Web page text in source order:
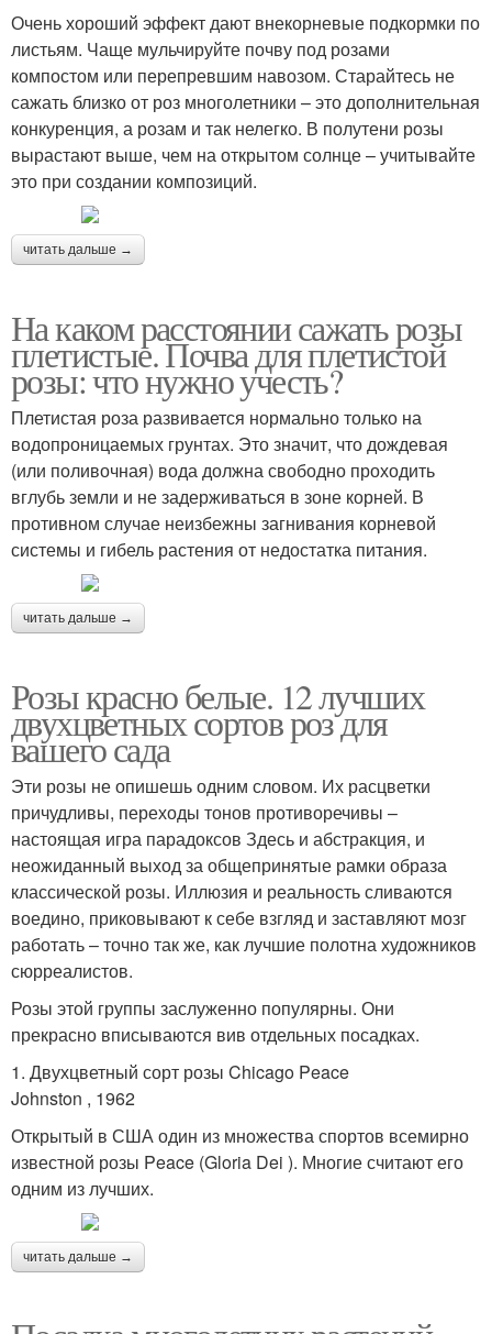
Очень хороший эффект дают внекорневые подкормки по
листьям. Чаще мульчируйте почву под розами
компостом или перепревшим навозом. Старайтесь не
сажать близко от роз многолетники – это дополнительная
конкуренция, а розам и так нелегко. В полутени розы
вырастают выше, чем на открытом солнце – учитывайте
это при создании композиций.
читать дальше →
На каком расстоянии сажать розы
плетистые. Почва для плетистой
розы: что нужно учесть?
Плетистая роза развивается нормально только на
водопроницаемых грунтах. Это значит, что дождевая
(или поливочная) вода должна свободно проходить
вглубь земли и не задерживаться в зоне корней. В
противном случае неизбежны загнивания корневой
системы и гибель растения от недостатка питания.
читать дальше →
Розы красно белые. 12 лучших
двухцветных сортов роз для
вашего сада
Эти розы не опишешь одним словом. Их расцветки
причудливы, переходы тонов противоречивы –
настоящая игра парадоксов Здесь и абстракция, и
неожиданный выход за общепринятые рамки образа
классической розы. Иллюзия и реальность сливаются
воедино, приковывают к себе взгляд и заставляют мозг
работать – точно так же, как лучшие полотна художников
сюрреалистов.
Розы этой группы заслуженно популярны. Они
прекрасно вписываются вив отдельных посадках.
1. Двухцветный сорт розы Chicago Peace
Johnston , 1962
Открытый в США один из множества спортов всемирно
известной розы Peace (Gloria Dei ). Многие считают его
одним из лучших.
читать дальше →